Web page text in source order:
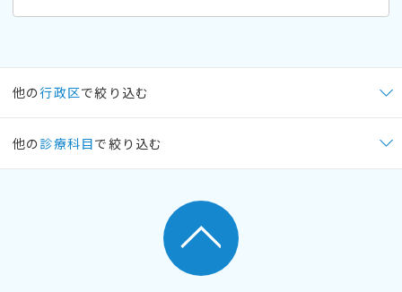
他の行政区で絞り込む
他の 診療科目で絞り込む